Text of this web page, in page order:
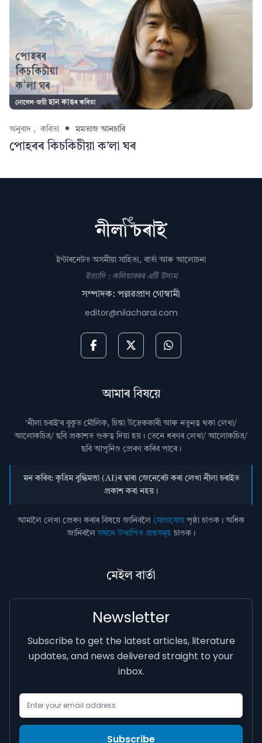
অনুবাদ , কবিতা মমতাজ আনচাৰি
পোহৰৰ কিচকিচীয়া ক’লা ঘৰ
ইণ্টাৰনেটত অসমীয়া সাহিত্য, বাৰ্তা আৰু আলোচনা
ইত্যাদি : কলিয়াবৰৰ এটি উদ্যম
সম্পাদক: পল্লৱপ্ৰাণ গোস্বামী
editor@nilacharai.com
আমাৰ বিষয়ে
‘নীলা চৰাই’ৰ বুকুত মৌলিক, চিন্তা উদ্রেককাৰী আৰু নতুনত্ব থকা লেখা/
আলোকচিত্ৰ/ ছবি প্রকাশত গুৰুত্ব দিয়া হয়। তেনে ধৰণৰ লেখা/ আলোকচিত্ৰ/
ছবি আপুনিও প্রেৰণ কৰিব পাৰে।
মন কৰিব: কৃত্ৰিম বুদ্ধিমত্তা (AI)ৰ দ্বাৰা জেনেৰেট কৰা লেখা নীলা চৰাইত
প্ৰকাশ কৰা নহয়।
আমালৈ লেখা প্ৰেৰণ কৰাৰ বিষয়ে জানিবলৈ যোগাযোগ পৃষ্ঠা চাওক। অধিক
জানিবলৈসঘনে উত্থাপিত প্ৰশ্নসমূহচাওক।
মেইল বাৰ্তা
Newsletter
Subscribe to get the latest articles, literature
updates, and news delivered straight to your
inbox.
Subscribe